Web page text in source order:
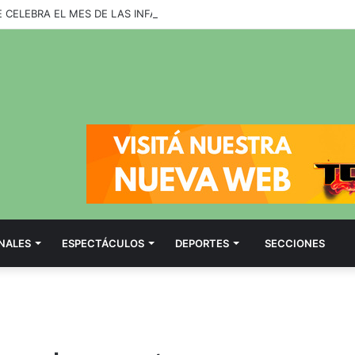
CELEBRA EL MES DE LAS INFACNIAS CON UNA AGENDA PARA TODA
ESPECTÁCULOS DEPORTES SECCIONES